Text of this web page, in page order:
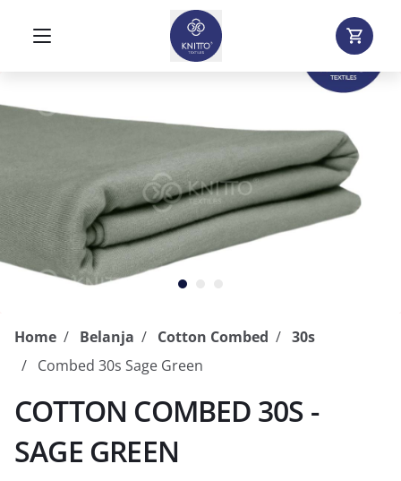
Home Belanja Cotton Combed
30s
Combed 30s Sage Green
COTTON COMBED 30S -
SAGE GREEN